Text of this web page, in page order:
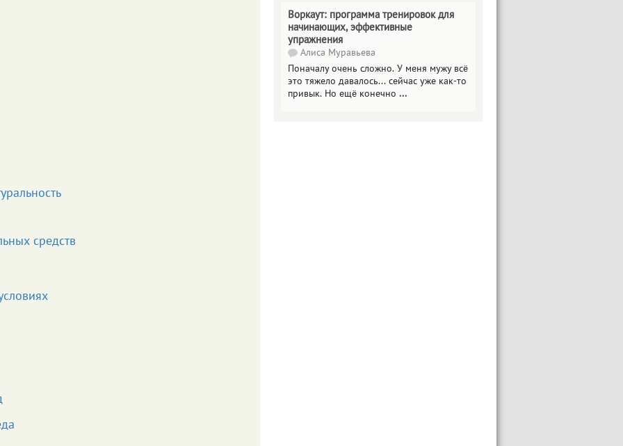
средств
Воркаут: программа тренировок для
начинающих, эффективные
упражнения
Алиса Муравьева
Поначалу очень сложно. У меня мужу всё
это тяжело давалось... сейчас уже как-то
привык. Но ещё конечно ...